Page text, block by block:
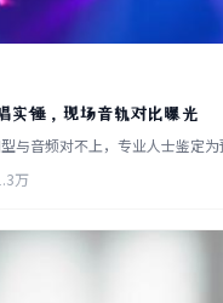
实锤，现场音轨对比曝光
与音频对不上，专业人士鉴定为
万